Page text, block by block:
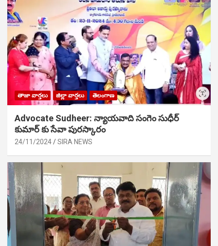
తాజా వార్తలు జిల్లా వార్తలు తెలంగాణ
Advocate Sudheer: న్యాయవాది సంగెం సుధీర్
కుమార్ కు సేవా పురస్కారం
24/11/2024 SIRA NEWS